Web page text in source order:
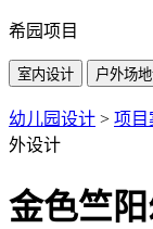
希园项目
室内设计 户外场
幼儿园设计 > 项目
外设计
金色竺